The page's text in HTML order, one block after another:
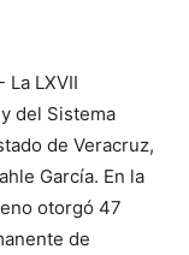
La LXVII
del Sistema
de Veracruz,
García. En la
otorgó 47
de